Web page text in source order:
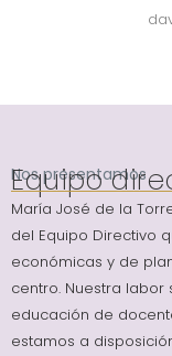
Nos presentamos
Equipo
María José de la
del Equipo Directivo
económicas y de
centro. Nuestra
educación de
estamos a